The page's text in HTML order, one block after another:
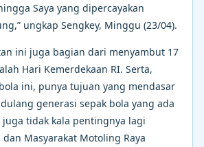
Saya yang dipercayakan
ungkap Sengkey, Minggu (23/04).
ini juga bagian dari menyambut 17
Hari Kemerdekaan RI. Serta,
ini, punya tujuan yang mendasar
generasi sepak bola yang ada
tidak kala pentingnya lagi
dan Masyarakat Motoling Raya